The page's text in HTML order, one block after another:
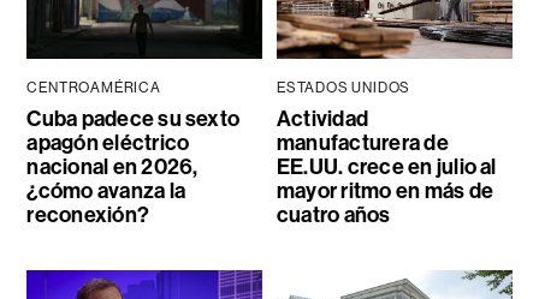
CENTROAMÉRICA
Cuba padece su sexto
apagón eléctrico
nacional en 2026,
¿cómo avanza la
reconexión?
ESTADOS UNIDOS
Actividad
manufacturera de
EE.UU. crece en julio al
mayor ritmo en más de
cuatro años